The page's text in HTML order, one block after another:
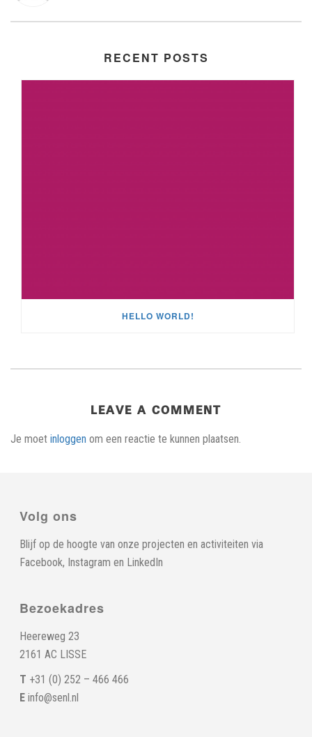
RECENT POSTS
HELLO WORLD!
LEAVE A COMMENT
Je moet inloggen om een reactie te kunnen plaatsen.
Volg ons
Blijf op de hoogte van onze projecten en activiteiten via
Facebook, Instagram en LinkedIn
Bezoekadres
Heereweg 23
2161 AC LISSE
T +31 (0) 252 – 466 466
E info@senl.nl